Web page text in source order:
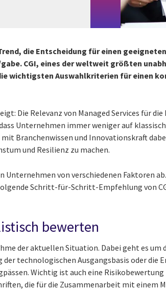
die Entscheidung für einen
CGI, eines der weltweit größten
wichtigsten Auswahlkriterien für einen
Die Relevanz von Managed Services für
Unternehmen immer weniger auf
Branchenwissen und Innovationskraft
und Resilienz zu machen.
von verschiedenen Faktoren
Schritt-für-Schritt-Empfehlung von
bewerten
der aktuellen Situation. Dabei geht es um
technologischen Ausgangsbasis oder die
Wichtig ist auch eine
die für die Zusammenarbeit mit einem